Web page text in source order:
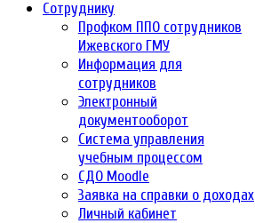
Сотруднику
Профком ППО сотрудников
Ижевского ГМУ
Информация для
сотрудников
Электронный
документооборот
Система управления
учебным процессом
СДО Moodle
Заявка на справки о доходах
Личный кабинет